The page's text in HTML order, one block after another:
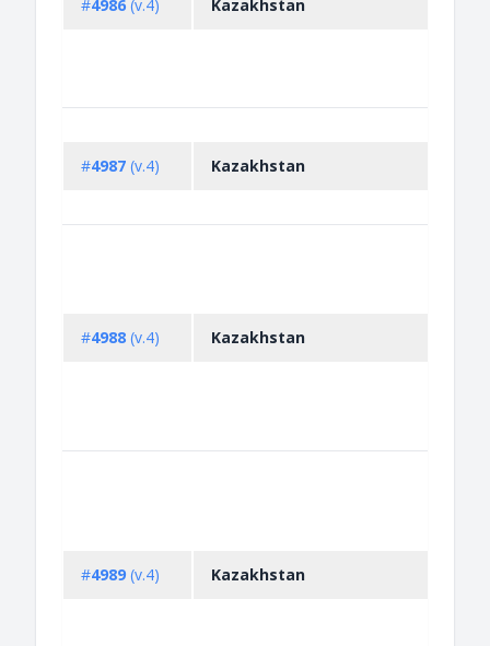
#4986 (v.4) Kazakhstan
#4987 (v.4) Kazakhstan
#4988 (v.4) Kazakhstan
#4989 (v.4) Kazakhstan